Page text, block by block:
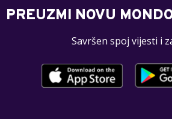
PREUZMI NOVU
Savršen spoj vijesti i